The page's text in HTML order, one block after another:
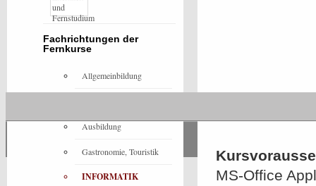
MS-Office
Fachrichtungen der
Fernkurse
Allgemeinbildung
Ausbildung
Gastronomie, Touristik
INFORMATIK